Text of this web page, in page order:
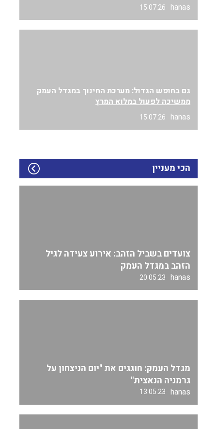
hanas
15.07.26
גם בחופש הגדול: מערכת החינוך במגדל העמק
ממשיכה לפעול במלוא המרץ
hanas
15.07.26
הכי מעניין
צועדים בשביל הזהב: אירוע צעידה לגיל
הזהב במגדל העמק
hanas
20.05.23
מגדל העמק: חוגגים את "יום הניצחון על
גרמניה הנאצית"
hanas
13.05.23